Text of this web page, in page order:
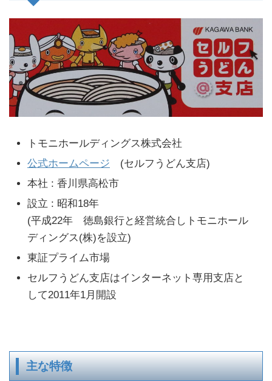
トモニホールディングス株式会社
公式ホームページ (セルフうどん支店)
本社 : 香川県高松市
設立 : 昭和18年
(平成22年 徳島銀行と経営統合しトモニホール
ディングス(株)を設立)
東証プライム市場
セルフうどん支店はインターネット専用支店と
して2011年1月開設
主な特徴